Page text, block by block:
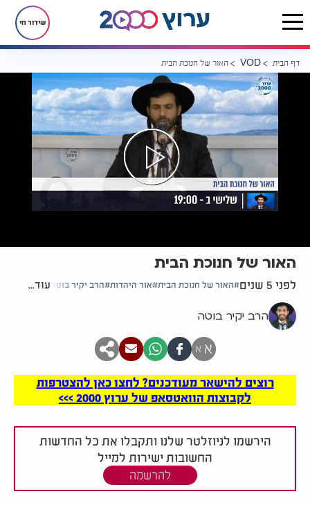
שידור חי
דף הבית VOD האור של חנוכת הבית
האור של חנוכת הבית
לפני 5 שנים האור של חנוכת הבית אור היהדות הרב יקיר בוטה עוד...
הרב יקיר בוטה
א א
רוצים להישאר מעודכנים? לחצו כאן להצטרפות
לקבוצות הוואטסאפ של ערוץ 2000 >>>
הירשמו לניוזלטר שלנו ותקבלו את כל החדשות
החשובות ישירות למייל
להרשמה